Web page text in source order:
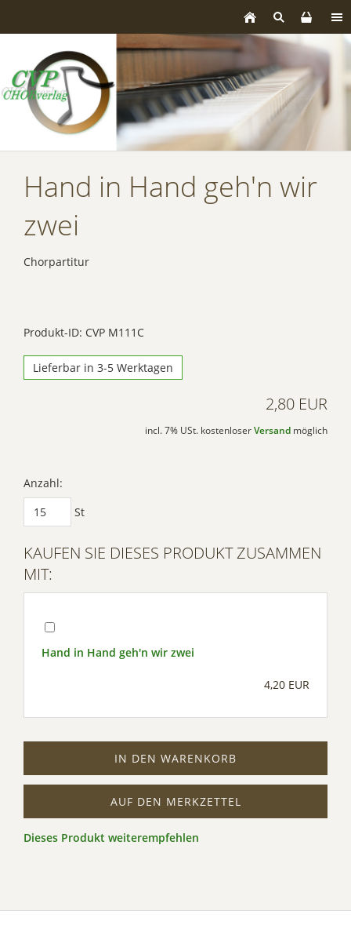
Hand in Hand geh'n wir
zwei
Chorpartitur
Produkt-ID: CVP M111C
Lieferbar in 3-5 Werktagen
2,80 EUR
incl. 7% USt. kostenloser Versand möglich
Anzahl:
St
KAUFEN SIE DIESES PRODUKT ZUSAMMEN
MIT:
Hand in Hand geh'n wir zwei
4,20 EUR
IN DEN WARENKORB
AUF DEN MERKZETTEL
Dieses Produkt weiterempfehlen